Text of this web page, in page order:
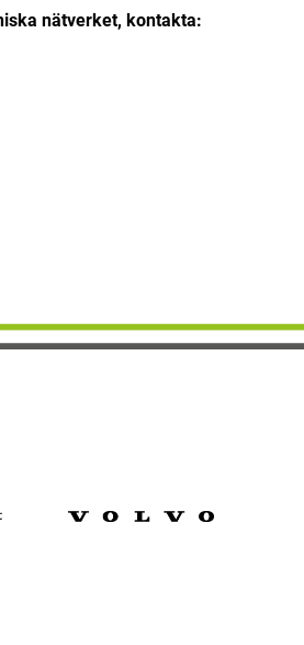
nätverket, kontakta: